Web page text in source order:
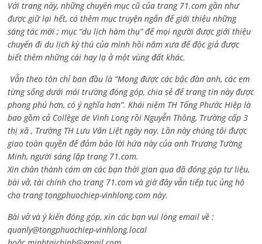
Với trang này, những chuyên mục cũ của trang 71.com gần như
được giữ lại hết, có thêm mục truyện ngắn để giới thiệu những
sáng tác mới ; mục “du lịch hàm thụ” để mọi người được giới thiệu
chuyến đi du lịch kỳ thú của mình hồi năm xưa để độc giả được
biết thêm những cái hay lạ ở một vùng đất khác.
Vẫn theo tôn chỉ ban đầu là “Mong được các bậc đàn anh, các em
từng sống dưới mái trường đóng góp, chia sẻ để trang tin này được
phong phú hơn, có ý nghĩa hơn”. Khái niệm TH Tống Phước Hiệp là
bao gồm cả Collège de Vinh Long rồi Nguyễn Thông, Trường cấp 3
thị xã , Trường TH Lưu Văn Liệt ngày nay. Lần này chúng tôi được
giao toàn quyền để đảm bảo lời hứa này của anh Trương Tường
Minh, người sáng lập trang 71.com.
Xin chân thành cám ơn các bạn thời gian qua đã đóng góp tư liệu,
bài vở, tài chính cho trang 71.com và giờ đây vẫn tiếp tục ủng hộ
cho trang tongphuochiep-vinhlong.com này.
Bài vở và ý kiến đóng góp, xin các bạn vui lòng email về :
quanly@tongphuochiep-vinhlong.local